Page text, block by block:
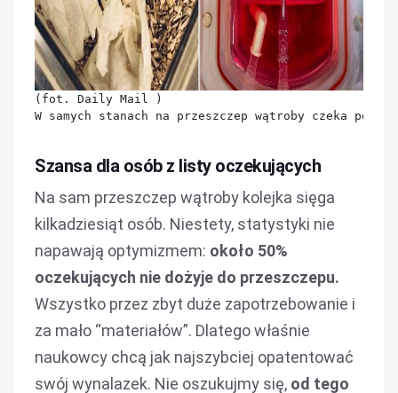
(fot. Daily Mail )
W samych stanach na przeszczep wątroby czeka
Szansa dla osób z listy oczekujących
Na sam przeszczep wątroby kolejka sięga
kilkadziesiąt osób. Niestety, statystyki nie
napawają optymizmem: około 50%
oczekujących nie dożyje do przeszczepu.
Wszystko przez zbyt duże zapotrzebowanie i
za mało “materiałów”. Dlatego właśnie
naukowcy chcą jak najszybciej opatentować
swój wynalazek. Nie oszukujmy się, od tego